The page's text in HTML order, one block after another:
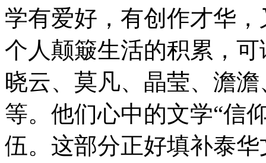
学有爱好，有创作才华
个人颠簸生活的积累，可
晓云、莫凡、晶莹、澹
等。他们心中的文学“信
伍。这部分正好填补泰